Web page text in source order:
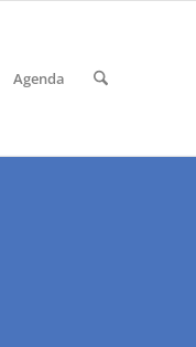
Agenda